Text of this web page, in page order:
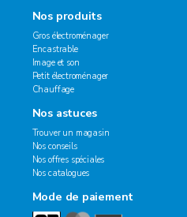
Nos produits
Gros électroménager
Encastrable
Image et son
Petit électroménager
Chauffage
Nos astuces
Trouver un magasin
Nos conseils
Nos offres spéciales
Nos catalogues
Mode de paiement